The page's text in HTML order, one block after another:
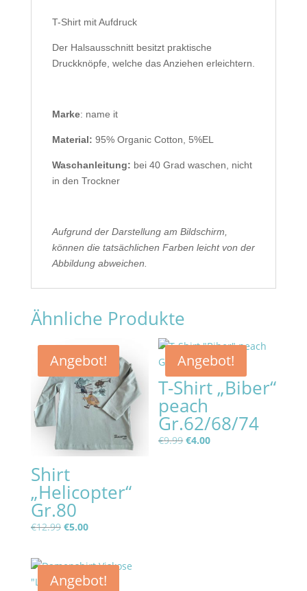
T-Shirt mit Aufdruck
Der Halsausschnitt besitzt praktische
Druckknöpfe, welche das Anziehen erleichtern.
Marke: name it
Material: 95% Organic Cotton, 5%EL
Waschanleitung: bei 40 Grad waschen, nicht
in den Trockner
Aufgrund der Darstellung am Bildschirm,
können die tatsächlichen Farben leicht von der
Abbildung abweichen.
Ähnliche Produkte
Angebot!
Shirt
„Helicopter“
Gr.80
€12.99 Ursprünglicher
€12.99
€5.00Aktueller
€5.00.
Angebot!
T-Shirt „Biber“
peach
Gr.62/68/74
€9.99 Ursprünglicher
€4.00Aktueller
Angebot!